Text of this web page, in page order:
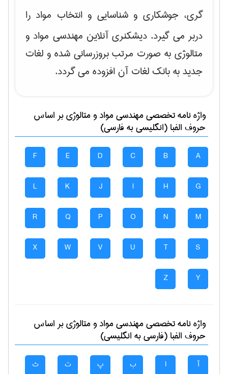
گری، جوشکاری و شناسایی و انتخاب مواد را
دربر می گیرد. دیشکنری آنلاین مهندسی مواد و
متالوژی به صورت مرتب بروزرسانی شده و لغات
جدید به بانک لغات آن افزوده می گردد.
واژه نامه تخصصیمهندسی مواد و متالوژیبر اساس
حروف الفبا (انگلیسی به فارسی)
A
B
C
D
E
F
G
H
I
J
K
L
M
N
O
P
Q
R
S
T
U
V
W
X
Y
Z
واژه نامه تخصصیمهندسی مواد و متالوژیبر اساس
حروف الفبا (فارسی به انگلیسی)
آ ا ب پ ت ث